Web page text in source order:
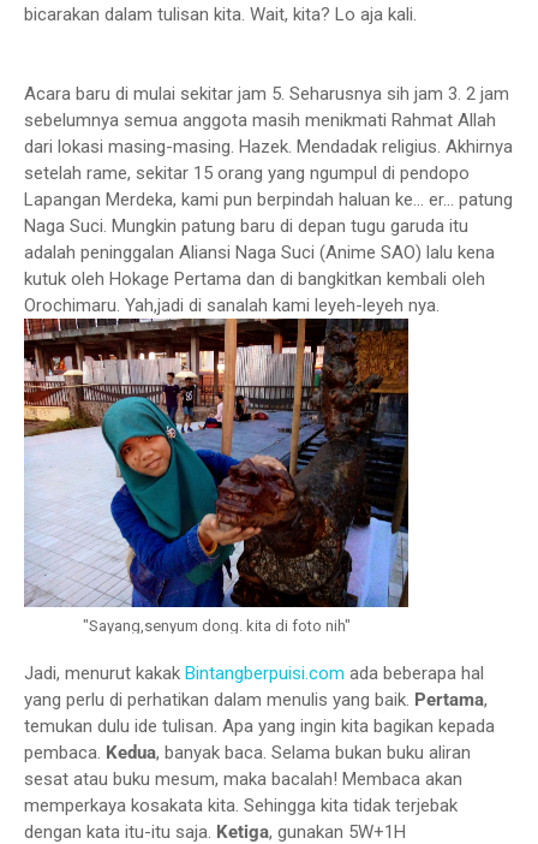
bicarakan dalam tulisan kita. Wait, kita? Lo aja kali.
Acara baru di mulai sekitar jam 5. Seharusnya sih jam 3. 2 jam
sebelumnya semua anggota masih menikmati Rahmat Allah
dari lokasi masing-masing. Hazek. Mendadak religius. Akhirnya
setelah rame, sekitar 15 orang yang ngumpul di pendopo
Lapangan Merdeka, kami pun berpindah haluan ke... er... patung
Naga Suci. Mungkin patung baru di depan tugu garuda itu
adalah peninggalan Aliansi Naga Suci (Anime SAO) lalu kena
kutuk oleh Hokage Pertama dan di bangkitkan kembali oleh
Orochimaru. Yah,jadi di sanalah kami leyeh-leyeh nya.
"Sayang,senyum dong. kita di foto nih"
Jadi, menurut kakak Bintangberpuisi.com ada beberapa hal
yang perlu di perhatikan dalam menulis yang baik. Pertama,
temukan dulu ide tulisan. Apa yang ingin kita bagikan kepada
pembaca. Kedua, banyak baca. Selama bukan buku aliran
sesat atau buku mesum, maka bacalah! Membaca akan
memperkaya kosakata kita. Sehingga kita tidak terjebak
dengan kata itu-itu saja. Ketiga, gunakan 5W+1H